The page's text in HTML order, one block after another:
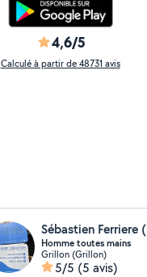
4,6/5
Calculé à partir de 48731 avis
Homme toutes mains
Grillon (Grillon)
5/5 (5 avis)